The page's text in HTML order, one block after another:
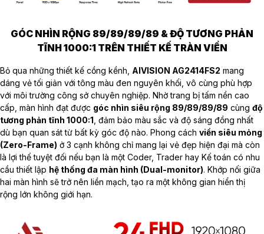
GÓC NHÌN RỘNG 89/89/89/89 & ĐỘ TƯƠNG PHẢN
TĨNH 1000:1 TRÊN THIẾT KẾ TRÀN VIỀN
Bỏ qua những thiết kế cồng kềnh, AIVISION AG2414FS2 mang
dáng vẻ tối giản với tông màu đen nguyên khối, vô cùng phù hợp
với môi trường công sở chuyên nghiệp. Nhờ trang bị tấm nền cao
cấp, màn hình đạt được góc nhìn siêu rộng 89/89/89/89 cùng độ
tương phản tĩnh 1000:1 , đảm bảo màu sắc và độ sáng đồng nhất
dù bạn quan sát từ bất kỳ góc độ nào. Phong cách viền siêu mỏng
(Zero-Frame) ở 3 cạnh không chỉ mang lại vẻ đẹp hiện đại mà còn
là lợi thế tuyệt đối nếu bạn là một Coder, Trader hay Kế toán có nhu
cầu thiết lập hệ thống đa màn hình (Dual-monitor). Khớp nối giữa
hai màn hình sẽ trở nên liền mạch, tạo ra một không gian hiển thị
rộng lớn không giới hạn.